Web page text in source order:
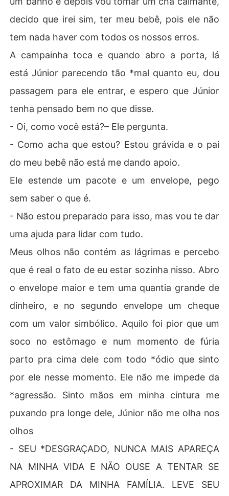
decido que irei sim, ter meu bebê, pois ele não
tem nada haver com todos os nossos erros.
A campainha toca e quando abro a porta, lá
está Júnior parecendo tão *mal quanto eu, dou
passagem para ele entrar, e espero que Júnior
tenha pensado bem no que disse.
- Oi, como você está?– Ele pergunta.
- Como acha que estou? Estou grávida e o pai
do meu bebê não está me dando apoio.
Ele estende um pacote e um envelope, pego
sem saber o que é.
- Não estou preparado para isso, mas vou te dar
uma ajuda para lidar com tudo.
Meus olhos não contém as lágrimas e percebo
que é real o fato de eu estar sozinha nisso. Abro
o envelope maior e tem uma quantia grande de
dinheiro, e no segundo envelope um cheque
com um valor simbólico. Aquilo foi pior que um
soco no estômago e num momento de fúria
parto pra cima dele com todo *ódio que sinto
por ele nesse momento. Ele não me impede da
*agressão. Sinto mãos em minha cintura me
puxando pra longe dele, Júnior não me olha nos
olhos
- SEU *DESGRAÇADO, NUNCA MAIS APAREÇA
NA MINHA VIDA E NÃO OUSE A TENTAR SE
APROXIMAR DA MINHA FAMÍLIA. LEVE SEU